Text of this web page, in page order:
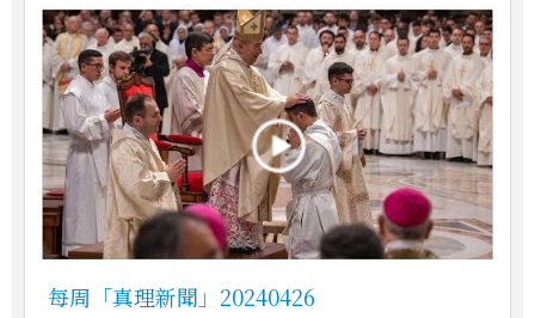
每周「真理新聞」20240426